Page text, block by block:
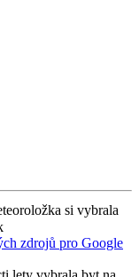
si vybrala
zdrojů pro Google